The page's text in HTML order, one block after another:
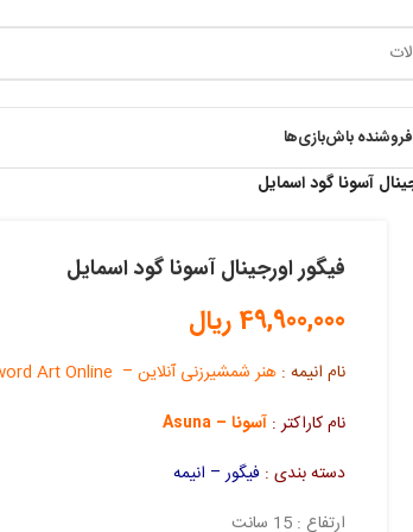
فروشنده باشبازی‌ها
آسونا گود اسمایل
فیگور اورجینال آسونا گود اسمایل
49,900,000 ریال
نام انیمه : هنر شمشیرزنی آنلاین – Sword Art Online
نام کاراکتر : آسونا – Asuna
دسته بندی : فیگور – انیمه
ارتفاع : 15 سانت